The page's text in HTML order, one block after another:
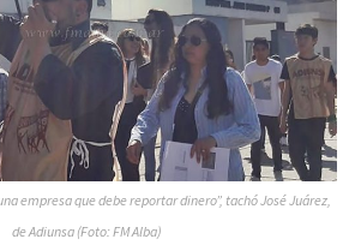
empresa que debe reportar dinero”, tachó José Juárez,
de Adiunsa (Foto: FM Alba)